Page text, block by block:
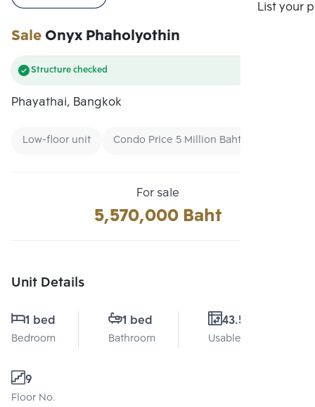
List your
SaleOnyx Phaholyothin
Structure checked
Phayathai, Bangkok
Low-floor unit Condo Price 5 Million Baht - 7 Million Baht
For sale
5,570,000 Baht
Unit Details
1 bed
Bedroom
1 bed
Bathroom
43.5 Sq.m.
Usable area
9
Floor No.